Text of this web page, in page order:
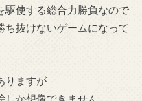
駆使する総合力勝負なので
抜けないゲームになって
りますが
か想像できません。